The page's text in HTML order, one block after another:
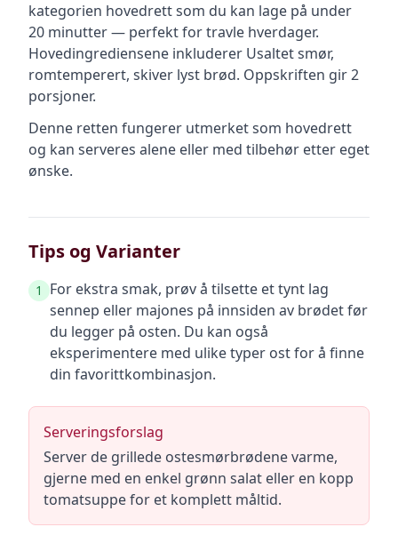
kategorien hovedrettsom du kan lage på under
20 minutter — perfekt for travle hverdager.
Hovedingrediensene inkluderer Usaltet smør,
romtemperert, skiver lyst brød. Oppskriften gir2
porsjoner.
Denne retten fungerer utmerket som hovedrett
og kan serveres alene eller med tilbehør etter eget
ønske.
Tips og Varianter
1
For ekstra smak, prøv å tilsette et tynt lag
sennep eller majones på innsiden av brødet før
du legger på osten. Du kan også
eksperimentere med ulike typer ost for å finne
din favorittkombinasjon.
Serveringsforslag
Server de grillede ostesmørbrødene varme,
gjerne med en enkel grønn salat eller en kopp
tomatsuppe for et komplett måltid.